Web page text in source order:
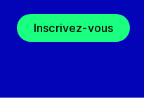
Inscrivez-vous